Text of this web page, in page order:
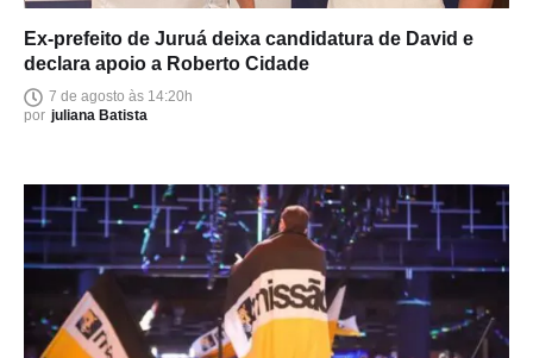
Ex-prefeito de Juruá deixa candidatura de David e
declara apoio a Roberto Cidade
7 de agosto às 14:20h
por juliana Batista